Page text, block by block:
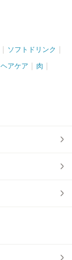
ソフトドリンク
ヘアケア 肉